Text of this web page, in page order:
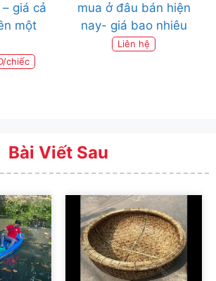
giá cả
một
chiếc
mua ở đâu bán hiện
nay- giá bao nhiêu
Liên hệ
Bài Viết Sau